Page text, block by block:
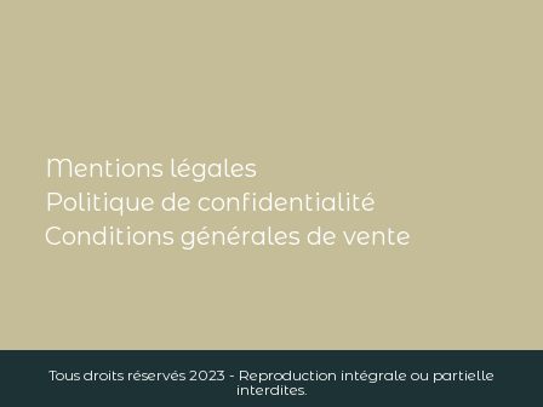
Mentions légales
Politique de confidentialité
Conditions générales de vente
Tous droits réservés 2023 - Reproduction intégrale ou partielle
interdites.